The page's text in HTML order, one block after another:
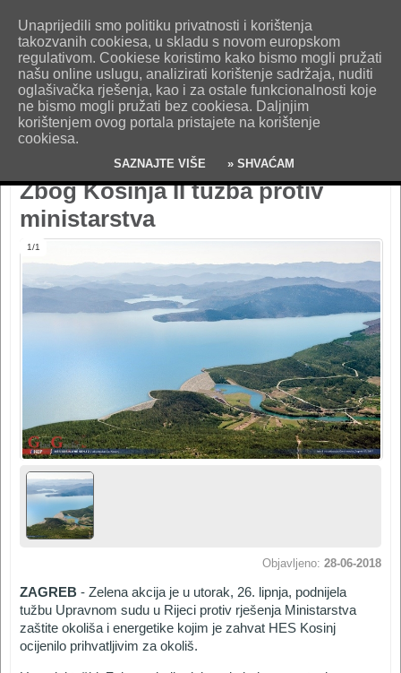
O nama Kontakt Oglašavanje Impresum
Uvjeti korištenja
Pošaljite nam vijest!
Zbog Kosinja II tužba protiv
ministarstva
1/1
Objavljeno: 28-06-2018
ZAGREB - Zelena akcija je u utorak, 26. lipnja, podnijela
tužbu Upravnom sudu u Rijeci protiv rješenja Ministarstva
zaštite okoliša i energetike kojim je zahvat HES Kosinj
ocijenilo prihvatljivim za okoliš.
Unaprijedili smo politiku privatnosti i korištenja
takozvanih cookiesa, u skladu s novom europskom
regulativom. Cookiese koristimo kako bismo mogli pružati
našu online uslugu, analizirati korištenje sadržaja, nuditi
oglašivačka rješenja, kao i za ostale funkcionalnosti koje
ne bismo mogli pružati bez cookiesa. Daljnjim
korištenjem ovog portala pristajete na korištenje
cookiesa.
SAZNAJTE VIŠE » SHVAĆAM